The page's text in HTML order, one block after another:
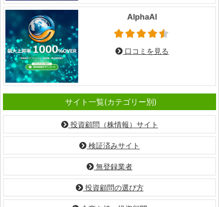
AlphaAI
口コミを見る
サイト一覧(カテゴリー別)
投資顧問（株情報）サイト
検証済みサイト
無登録業者
投資顧問の選び方